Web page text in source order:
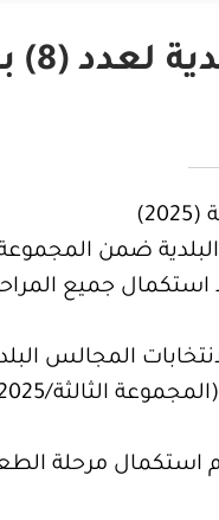
المفوضية تعلن
استكمال جميع
لسنة 2025 بشأن تحديد يوم الاقتراع
نظراً لعدم استكمال